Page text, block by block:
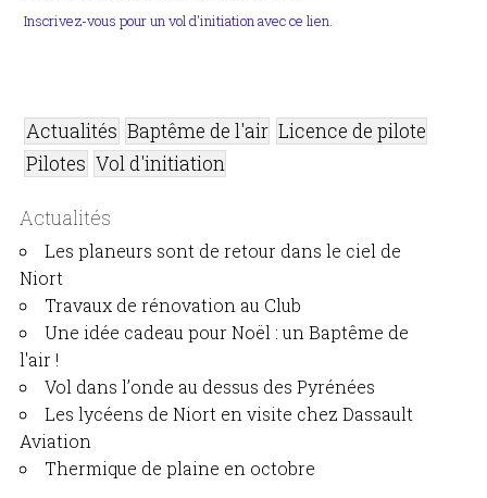
Inscrivez-vous pour un vol d'initiation avec ce lien.
Actualités Baptême de l'air Licence de pilote
Pilotes Vol d'initiation
Actualités
Les planeurs sont de retour dans le ciel de
Niort
Travaux de rénovation au Club
Une idée cadeau pour Noël : un Baptême de
l'air !
Vol dans l’onde au dessus des Pyrénées
Les lycéens de Niort en visite chez Dassault
Aviation
Thermique de plaine en octobre